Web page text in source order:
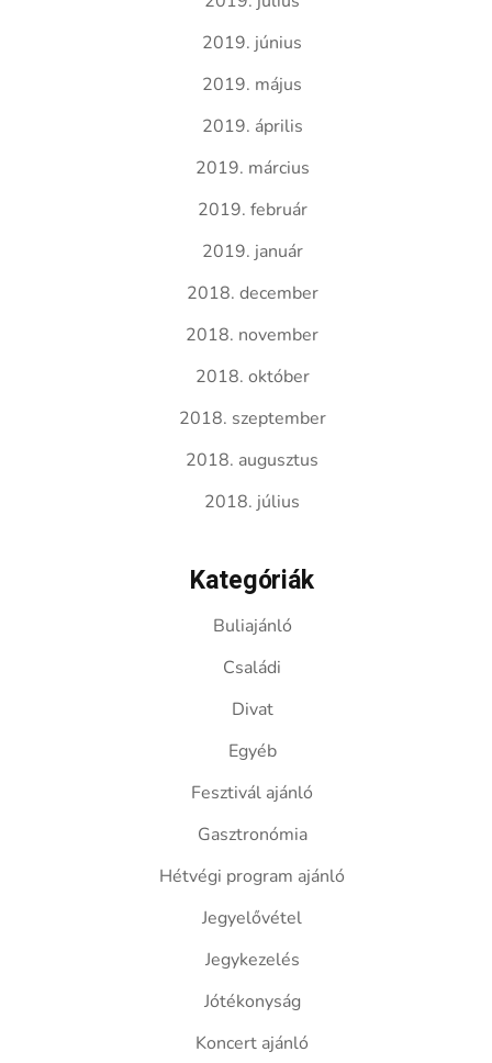
2019. június
2019. május
2019. április
2019. március
2019. február
2019. január
2018. december
2018. november
2018. október
2018. szeptember
2018. augusztus
2018. július
Kategóriák
Buliajánló
Családi
Divat
Egyéb
Fesztivál ajánló
Gasztronómia
Hétvégi program ajánló
Jegyelővétel
Jegykezelés
Jótékonyság
Koncert ajánló